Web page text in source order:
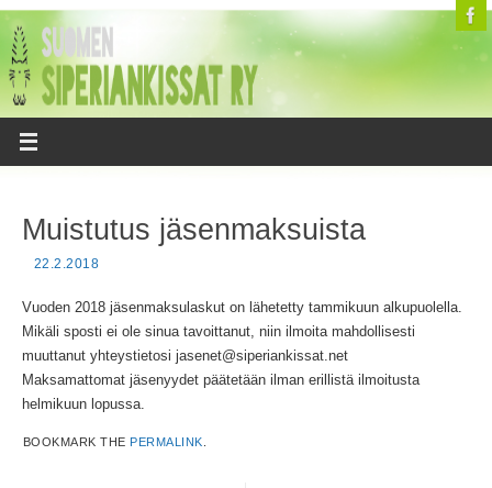
Muistutus jäsenmaksuista
22.2.2018
Vuoden 2018 jäsenmaksulaskut on lähetetty tammikuun alkupuolella.
Mikäli sposti ei ole sinua tavoittanut, niin ilmoita mahdollisesti
muuttanut yhteystietosi jasenet@siperiankissat.net
Maksamattomat jäsenyydet päätetään ilman erillistä ilmoitusta
helmikuun lopussa.
BOOKMARK THE PERMALINK.